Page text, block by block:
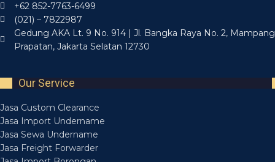
+62 852-7763-6499
(021) – 7822987
Gedung AKA Lt. 9 No. 914 | Jl. Bangka Raya No. 2, Mampang
Prapatan, Jakarta Selatan 12730
Our Service
Jasa Custom Clearance
Jasa Import Undername
Jasa Sewa Undername
Jasa Freight Forwarder